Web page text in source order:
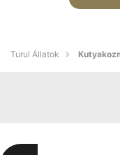
Turul Állatok